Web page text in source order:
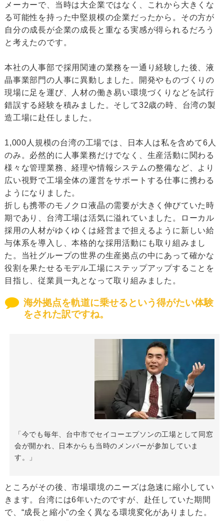
メーカーで、当時は大企業ではなく、これから大きくな
る可能性を持った中堅規模の企業だったから。その方が
自分の成長が企業の成長と重なる実感が得られるだろう
と考えたのです。
本社の人事部で採用関連の業務を一通り経験した後、液
晶事業部門の人事に異動しました。開発やものづくりの
現場に足を運び、人材の働き易い環境づくりなどを試行
錯誤する経験を積みました。そして32歳の時、台湾の製
造工場に赴任しました。
1,000人規模の台湾の工場では、日本人は私を含めて6人
のみ。必然的に人事業務だけでなく、生産活動に関わる
様々な管理業務、経理や情報システムの整備など、より
広い視野で工場全体の運営をサポートする仕事に携わる
ようになりました。
折しも携帯のモノクロ液晶の需要が大きく伸びていた時
期であり、台湾工場は活気に溢れていました。ローカル
採用の人材がゆくゆくは経営まで担えるように新しい給
与体系を導入し、本格的な採用活動にも取り組みまし
た。当社グループの世界の生産拠点の中にあって確かな
役割を果たせるモデル工場にステップアップすることを
目指し、従業員一丸となって取り組みました。
海外拠点を軌道に乗せるという得がたい体験
をされた訳ですね。
「今でも毎年、台中市でセイコーエプソンの工場として同窓
会が開かれ、日本からも当時のメンバーが参加していま
す。」
ところがその後、市場環境のニーズは急速に縮小してい
きます。台湾には6年いたのですが、赴任していた期間
で、“成長と縮小”の全く異なる環境変化がありました。